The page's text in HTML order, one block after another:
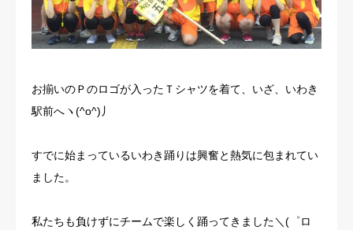
お揃いのＰのロゴが入ったＴシャツを着て、いざ、いわき
駅前へヽ(^o^)丿
すでに始まっているいわき踊りは興奮と熱気に包まれてい
ました。
私たちも負けずにチームで楽しく踊ってきました＼(゜ロ